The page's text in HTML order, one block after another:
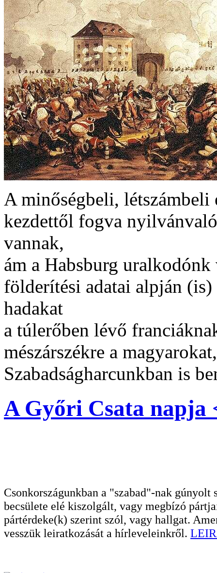
A minőségbeli, létszámbeli
kezdettől fogva
vannak,
ám a Habsburg
földerítési adatai alpján
hadakat
a túlerőben lévő
mészárszékre a
Szabadságharcunkban is
A Győri Csata napja
Csonkországunkban a "szabad"-nak
becsülete elé kiszolgált, vagy megbízó
pártérdeke(k) szerint szól, vagy hallgat.
vesszük leiratkozását a hírleveleinkről.